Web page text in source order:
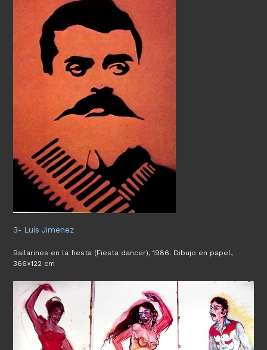
3- Luis Jimenez
Bailarines en la fiesta (Fiesta dancer), 1986. Dibujo en papel,
366×122 cm